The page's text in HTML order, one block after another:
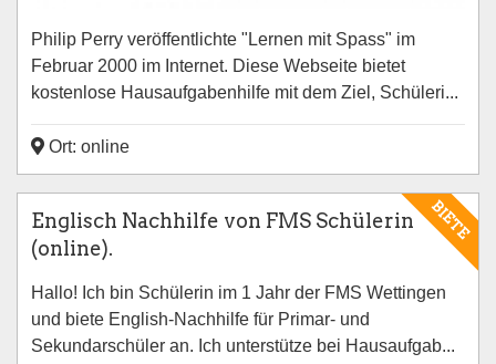
Philip Perry veröffentlichte "Lernen mit Spass" im
Februar 2000 im Internet. Diese Webseite bietet
kostenlose Hausaufgabenhilfe mit dem Ziel, Schüleri...
Ort: online
BIETE
Englisch Nachhilfe von FMS Schülerin
(online).
Hallo! Ich bin Schülerin im 1 Jahr der FMS Wettingen
und biete English-Nachhilfe für Primar- und
Sekundarschüler an. Ich unterstütze bei Hausaufgab...